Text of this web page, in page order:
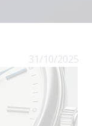
31/10/2025